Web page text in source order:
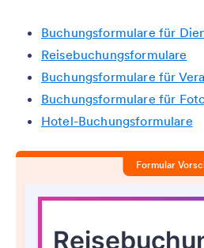
Buchungsformulare für
Reisebuchungsformulare
Buchungsformulare für
Buchungsformulare für
Hotel-Buchungsformulare